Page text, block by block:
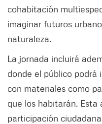
cohabitación
imaginar futuros
naturaleza.
La jornada incluirá
donde el público podrá
con materiales como
que los habitarán.
participación